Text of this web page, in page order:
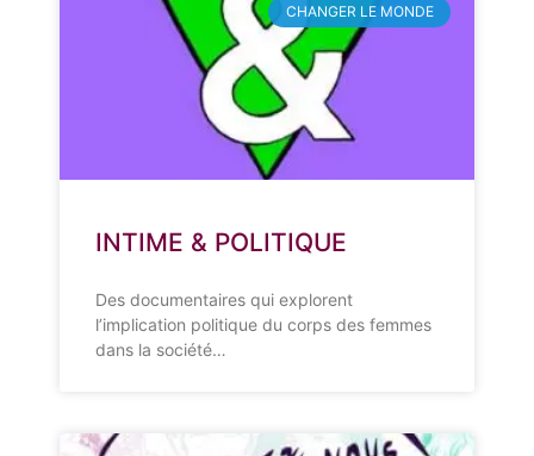
CHANGER LE MONDE
INTIME & POLITIQUE
Des documentaires qui explorent
l’implication politique du corps des femmes
dans la société…